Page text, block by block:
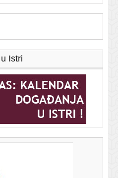
Istri
Zarina torba košta manje